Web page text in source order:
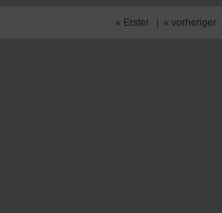
« Erster « vorheriger